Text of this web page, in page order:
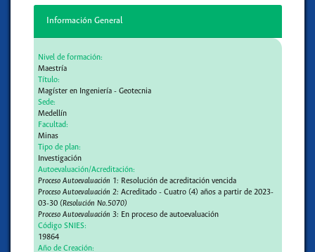
Información General
Nivel de formación:
Maestría
Título:
Magíster en Ingeniería - Geotecnia
Sede:
Medellín
Facultad:
Minas
Tipo de plan:
Investigación
Autoevaluación/Acreditación:
Proceso Autoevaluación 1: Resolución de acreditación vencida
Proceso Autoevaluación 2: Acreditado - Cuatro (4) años a partir de 2023-
03-30(Resolución No.5070)
Proceso Autoevaluación 3: En proceso de autoevaluación
Código SNIES:
19864
Año de Creación: